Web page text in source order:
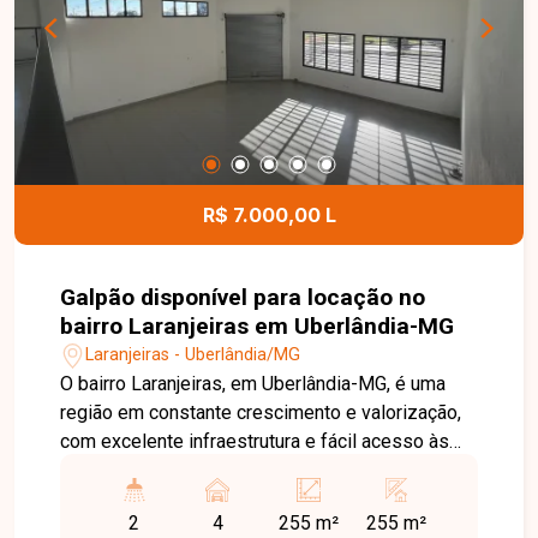
proporcionando mais segurança, lazer e
comodidade para toda a família. Uma excelente
oportunidade para quem busca um apartamento
bem localizado, com condomínio completo e
ótimo custo-benefício. Entre em contato e
agende sua visita!
R$ 7.000,00 L
Galpão disponível para locação no
bairro Laranjeiras em Uberlândia-MG
Laranjeiras - Uberlândia/MG
O bairro Laranjeiras, em Uberlândia-MG, é uma
região em constante crescimento e valorização,
com excelente infraestrutura e fácil acesso às
de grande fluxo, oferece ótima visibilidade e
praticidade, sendo ideal para empresas que
2 4 255 m² 255 m²